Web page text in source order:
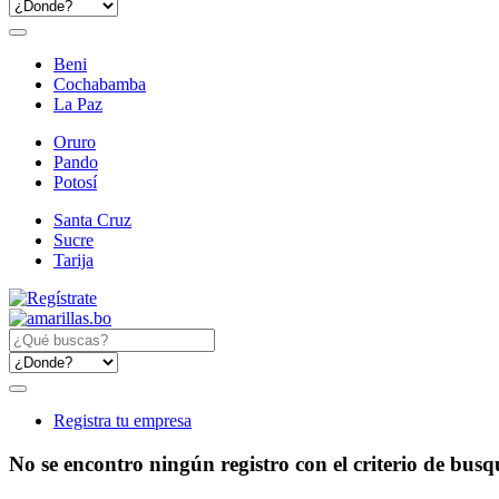
Beni
Cochabamba
La Paz
Oruro
Pando
Potosí
Santa Cruz
Sucre
Tarija
Registra tu empresa
No se encontro ningún registro con el criterio de